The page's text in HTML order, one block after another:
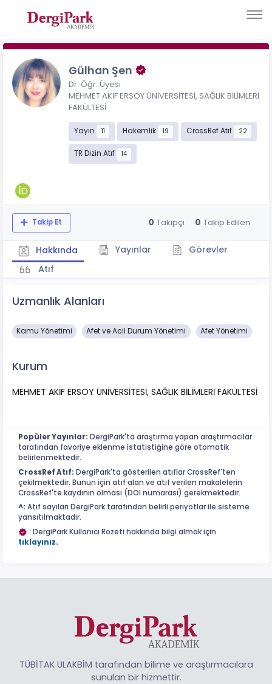
Gülhan Şen
Dr. Öğr. Üyesi
MEHMET AKİF ERSOY ÜNİVERSİTESİ, SAĞLIK BİLİMLERİ
FAKÜLTESİ
Yayın 11 Hakemlik 19 CrossRef Atıf 22
TR Dizin Atıf 14
Takip Et 0 Takipçi 0 Takip Edilen
Hakkında Yayınlar
Görevler
Atıf
Uzmanlık Alanları
Kamu Yönetimi Afet ve Acil Durum Yönetimi Afet Yönetimi
Kurum
MEHMET AKİF ERSOY ÜNİVERSİTESİ, SAĞLIK BİLİMLERİ FAKÜLTESİ
Popüler Yayınlar: DergiPark'ta araştırma yapan araştırmacılar
tarafından favoriye eklenme istatistiğine göre otomatik
belirlenmektedir.
CrossRef Atıf: DergiPark'ta gösterilen atıflar CrossRef'ten
çekilmektedir. Bunun için atıf alan ve atıf verilen makalelerin
CrossRef'te kaydının olması (DOI numarası) gerekmektedir.
^: Atıf sayıları DergiPark tarafından belirli periyotlar ile sisteme
yansıtılmaktadır.
: DergiPark Kullanıcı Rozeti hakkında bilgi almak için
tıklayınız.
TÜBİTAK ULAKBİM tarafından bilime ve araştırmacılara
sunulan bir hizmettir.